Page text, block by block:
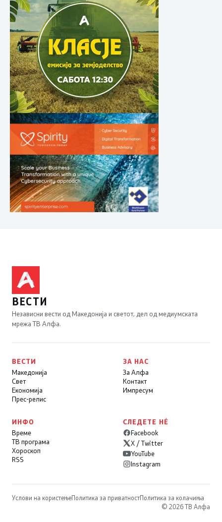
ВЕСТИ
Независни вести од Македонија и светот, дел од медиумската
мрежа ТВ Алфа.
ВЕСТИ
Македонија
Свет
Економија
Прес-релис
ЗА НАС
За Алфа
Контакт
Импресум
ИНФО
Време
ТВ програма
Хороскоп
RSS
СЛЕДЕТЕ НÉ
Facebook
X / Twitter
YouTube
Instagram
Услови на користењеПолитика за приватностПолитика за колачиња
© 2026 ТВ Алфа